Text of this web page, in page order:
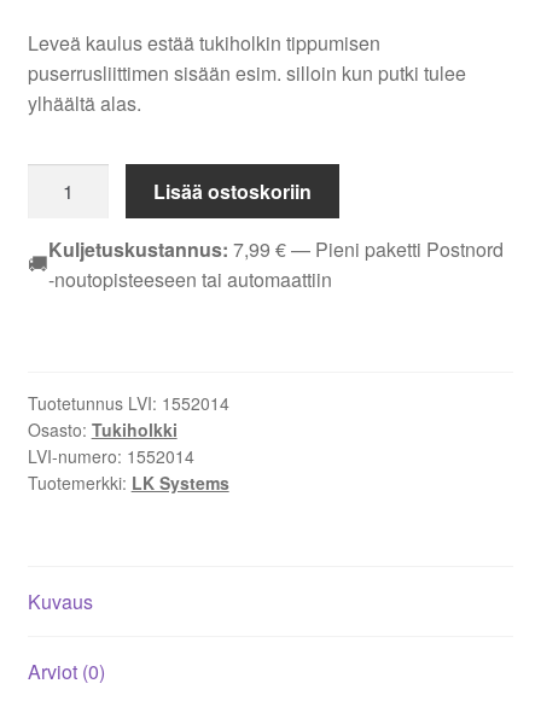
Leveä kaulus estää tukiholkin tippumisen
puserrusliittimen sisään esim. silloin kun putki tulee
ylhäältä alas.
LK
Systems
mm
määrä
Lisää ostoskoriin
🚚Kuljetuskustannus: 7,99 €— Pieni paketti Postnord
-noutopisteeseen tai automaattiin
Tuotetunnus LVI: 1552014
Osasto: Tukiholkki
LVI-numero: 1552014
Tuotemerkki: LK Systems
Kuvaus
Arviot (0)